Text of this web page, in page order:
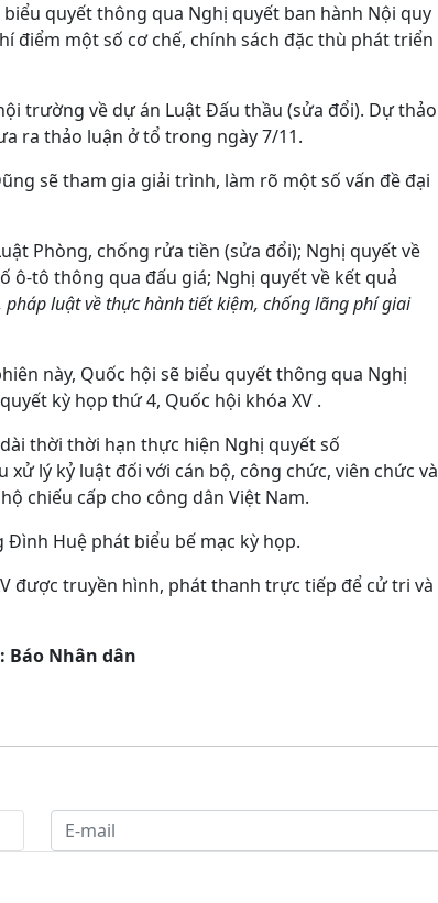
quyết thông qua Nghị quyết ban hành Nội quy
điểm một số cơ chế, chính sách đặc thù phát triển
trường về dự án Luật Đấu thầu (sửa đổi). Dự thảo
ra thảo luận ở tổ trong ngày 7/11.
sẽ tham gia giải trình, làm rõ một số vấn đề đại
Phòng, chống rửa tiền (sửa đổi); Nghị quyết về
ô-tô thông qua đấu giá; Nghị quyết về kết quả
pháp luật về thực hành tiết kiệm, chống lãng phí giai
này, Quốc hội sẽ biểu quyết thông qua Nghị
kỳ họp thứ 4, Quốc hội khóa XV .
thời thời hạn thực hiện Nghị quyết số
lý kỷ luật đối với cán bộ, công chức, viên chức và
chiếu cấp cho công dân Việt Nam.
Đình Huệ phát biểu bế mạc kỳ họp.
được truyền hình, phát thanh trực tiếp để cử tri và
Báo Nhân dân